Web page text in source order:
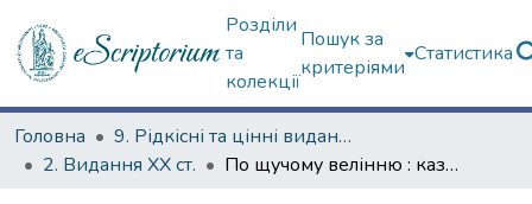
Розділи
та
колекції
Пошук за
критеріями
Статистика
Головна
9. Рідкісні та цінні видання
2. Видання ХХ ст.
По щучому велінню : казка за для дітей, у 3 діях